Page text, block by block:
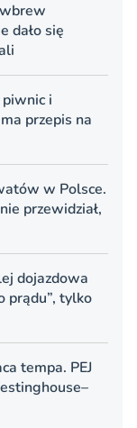
dało się
i
przepis na
w Polsce.
przewidział,
dojazdowa
prądu”, tylko
tempa. PEJ